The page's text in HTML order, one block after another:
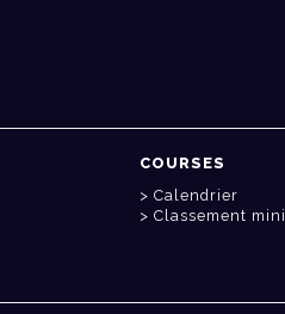
COURSES
Calendrier
Classement mini